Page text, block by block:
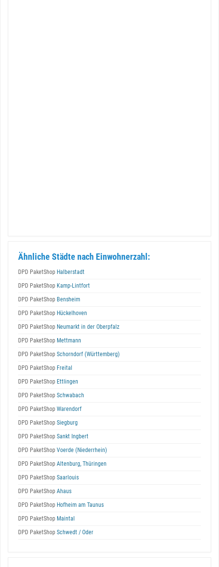
Ähnliche Städte nach Einwohnerzahl:
DPD PaketShop Halberstadt
DPD PaketShop Kamp-Lintfort
DPD PaketShop Bensheim
DPD PaketShop Hückelhoven
DPD PaketShop Neumarkt in der Oberpfalz
DPD PaketShop Mettmann
DPD PaketShop Schorndorf (Württemberg)
DPD PaketShop Freital
DPD PaketShop Ettlingen
DPD PaketShop Schwabach
DPD PaketShop Warendorf
DPD PaketShop Siegburg
DPD PaketShop Sankt Ingbert
DPD PaketShop Voerde (Niederrhein)
DPD PaketShop Altenburg, Thüringen
DPD PaketShop Saarlouis
DPD PaketShop Ahaus
DPD PaketShop Hofheim am Taunus
DPD PaketShop Maintal
DPD PaketShop Schwedt / Oder